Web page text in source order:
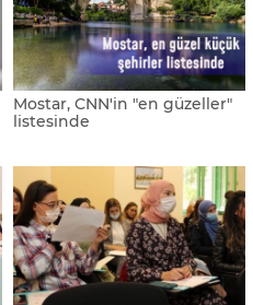
Mostar, CNN'in "en güzeller"
listesinde